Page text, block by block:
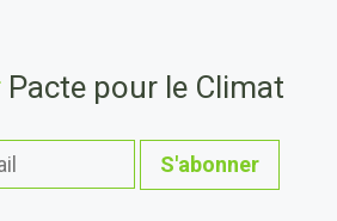
Pacte pour le Climat